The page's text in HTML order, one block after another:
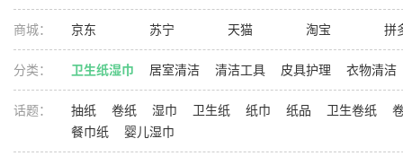
商城： 京东 苏宁 天猫 淘宝 拼
分类： 卫生纸湿巾 居室清洁 清洁工具 皮具护理 衣物清洁
话题： 抽纸 卷纸 湿巾 卫生纸 纸巾 纸品 卫生卷纸
餐巾纸
婴儿湿巾